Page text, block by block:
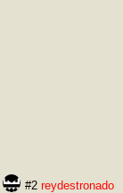
#2 reydestronado